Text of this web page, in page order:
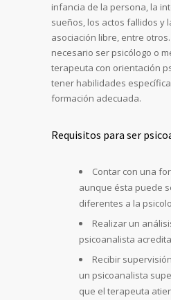
infancia de la persona, la
sueños, los actos fallidos y
asociación libre, entre
necesario ser psicólogo o
terapeuta con orientación
tener habilidades
formación adecuada.
Requisitos para ser
Contar con una
aunque ésta puede
diferentes a la
Realizar un
psicoanalista
Recibir
un psicoanalista
que el terapeuta